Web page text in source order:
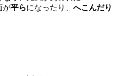
が平らになったり、 へこんだり